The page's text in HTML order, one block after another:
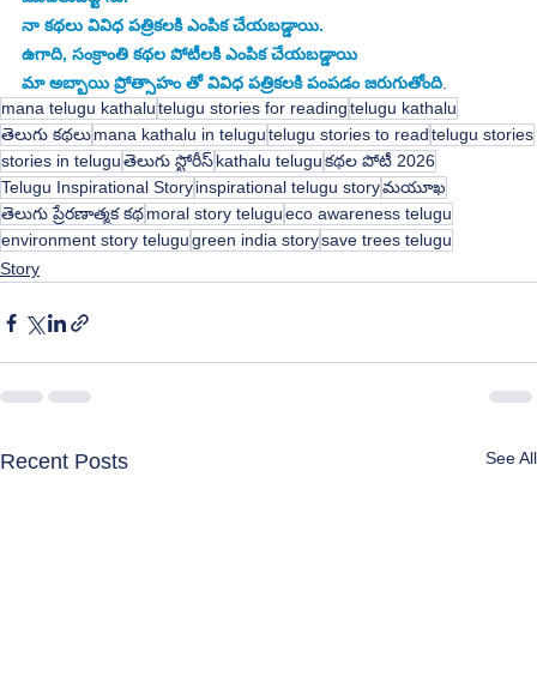
నా కథలు వివిధ పత్రికలకి ఎంపిక చేయబడ్డాయి.
ఉగాది, సంక్రాంతి కథల పోటీలకి ఎంపిక చేయబడ్డాయి
మా అబ్బాయి ప్రోత్సాహం తో వివిధ పత్రికలకి పంపడం జరుగుతోంది
mana telugu kathalutelugu stories for readingtelugu kathalu
తెలుగు కథలుmana kathalu in telugutelugu stories to readtelugu stories
stories in teluguతెలుగు స్టోరీస్kathalu teluguకథల పోటీ 2026
Telugu Inspirational Storyinspirational telugu storyమయూఖ
తెలుగు ప్రేరణాత్మక కథmoral story telugueco awareness telugu
environment story telugugreen india storysave trees telugu
Story
Recent Posts See All